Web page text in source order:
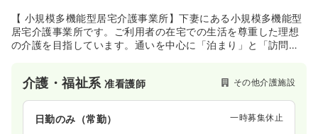
【 小規模多機能型居宅介護事業所】下妻にある小規模多機能型
居宅介護事業所です。ご利用者の在宅での生活を尊重した理想
の介護を目指しています。通いを中心に「泊まり」と「訪問」
介護・福祉系准看護師 その他介護施設
日勤のみ（常勤） 一時募集休止